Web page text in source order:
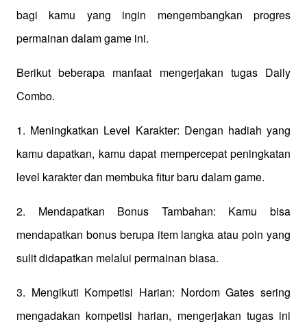
bagi kamu yang ingin mengembangkan progres
permainan dalam game ini.
Berikut beberapa manfaat mengerjakan tugas Daily
Combo.
1. Meningkatkan Level Karakter: Dengan hadiah yang
kamu dapatkan, kamu dapat mempercepat peningkatan
level karakter dan membuka fitur baru dalam game.
2. Mendapatkan Bonus Tambahan: Kamu bisa
mendapatkan bonus berupa item langka atau poin yang
sulit didapatkan melalui permainan biasa.
3. Mengikuti Kompetisi Harian: Nordom Gates sering
mengadakan kompetisi harian, mengerjakan tugas ini